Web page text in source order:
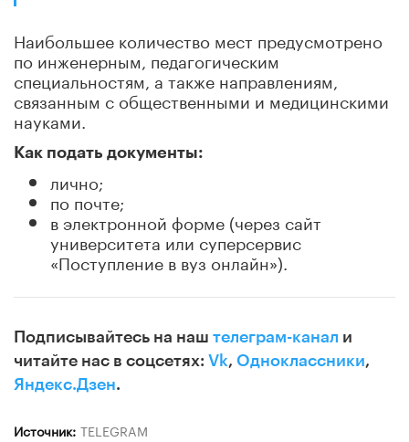
Наибольшее количество мест предусмотрено
по инженерным, педагогическим
специальностям, а также направлениям,
связанным с общественными и медицинскими
науками.
Как подать документы:
лично;
по почте;
в электронной форме (через сайт
университета или суперсервис
«Поступление в вуз онлайн»).
Подписывайтесь на наш телеграм-канал и
читайте нас в соцсетях: Vk, Одноклассники,
Яндекс.Дзен.
Источник: TELEGRAM